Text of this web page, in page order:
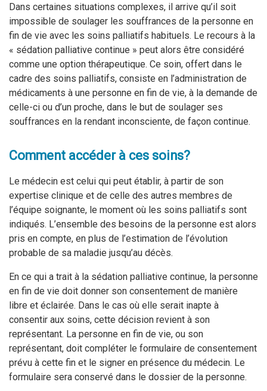
Dans certaines situations complexes, il arrive qu’il soit
impossible de soulager les souffrances de la personne en
fin de vie avec les soins palliatifs habituels. Le recours à la
« sédation palliative continue » peut alors être considéré
comme une option thérapeutique. Ce soin, offert dans le
cadre des soins palliatifs, consiste en l’administration de
médicaments à une personne en fin de vie, à la demande de
celle-ci ou d’un proche, dans le but de soulager ses
souffrances en la rendant inconsciente, de façon continue.
Comment accéder à ces soins?
Le médecin est celui qui peut établir, à partir de son
expertise clinique et de celle des autres membres de
l’équipe soignante, le moment où les soins palliatifs sont
indiqués. L’ensemble des besoins de la personne est alors
pris en compte, en plus de l’estimation de l’évolution
probable de sa maladie jusqu’au décès.
En ce qui a trait à la sédation palliative continue, la personne
en fin de vie doit donner son consentement de manière
libre et éclairée. Dans le cas où elle serait inapte à
consentir aux soins, cette décision revient à son
représentant. La personne en fin de vie, ou son
représentant, doit compléter le formulaire de consentement
prévu à cette fin et le signer en présence du médecin. Le
formulaire sera conservé dans le dossier de la personne.